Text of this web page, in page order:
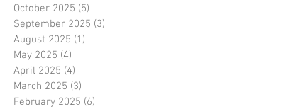
October 2025 (5)
September 2025 (3)
August 2025 (1)
May 2025 (4)
April 2025 (4)
March 2025 (3)
February 2025 (6)